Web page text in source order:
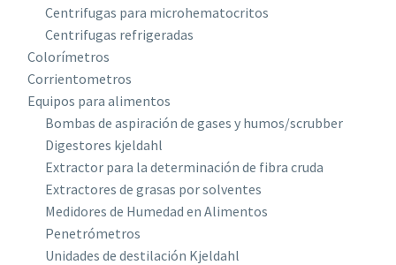
Centrifugas para microhematocritos
Centrifugas refrigeradas
Colorímetros
Corrientometros
Equipos para alimentos
Bombas de aspiración de gases y humos/scrubber
Digestores kjeldahl
Extractor para la determinación de fibra cruda
Extractores de grasas por solventes
Medidores de Humedad en Alimentos
Penetrómetros
Unidades de destilación Kjeldahl